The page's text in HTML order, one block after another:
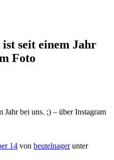
seit einem Jahr
Foto
bei uns. ;) – über Instagram
14 von beutelnagerunter